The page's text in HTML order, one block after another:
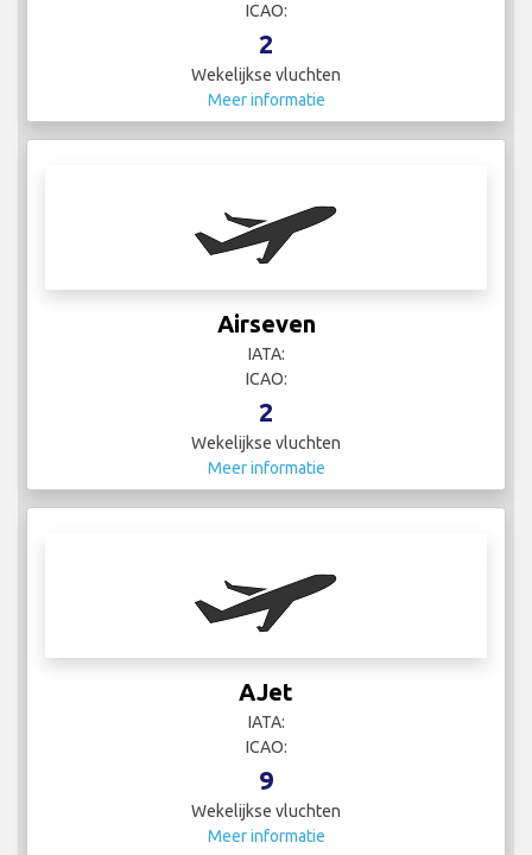
ICAO:
2
Wekelijkse vluchten
Meer informatie
Airseven
IATA:
ICAO:
2
Wekelijkse vluchten
Meer informatie
AJet
IATA:
ICAO:
9
Wekelijkse vluchten
Meer informatie